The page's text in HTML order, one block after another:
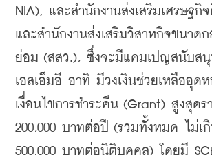
NIA), และสำนักงานส่งเสริมเศรษฐ
และสำนักงานส่งเสริมวิสาหกิจขนาด
ย่อม (สสว.), ซึ่งจะมีแคมเปญสนับสนุ
เอสเอ็มอี อาทิ มีวงเงินช่วยเหลืออุด
เงื่อนไขการชำระคืน (Grant) สูงสุดร
200,000 บาทต่อปี (รวมทั้งหมด ไม่เ
500,000 บาทต่อนิติบุคคล) โดยมี